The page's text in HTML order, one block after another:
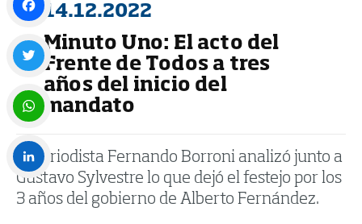
14.12.2022
Minuto Uno: El acto del
Frente de Todos a tres
años del inicio del
mandato
El periodista Fernando Borroni analizó junto a
Gustavo Sylvestre lo que dejó el festejo por los
3 años del gobierno de Alberto Fernández.
Facebook
Twitter
WhatsApp
LinkedIn